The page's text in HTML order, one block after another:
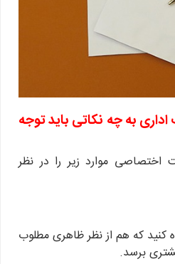
به چه نکاتی باید توجه
موارد زیر را در نظر
کنید که هم از نظر ظاهری مطلوب
برسد.